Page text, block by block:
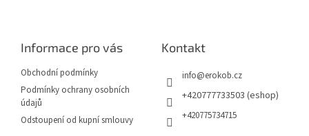
Informace pro vás
Obchodní podmínky
Podmínky ochrany osobních
údajů
Odstoupení od kupní smlouvy
Kontakt
info@erokob.cz
+420777733503 (eshop)
+420775734715